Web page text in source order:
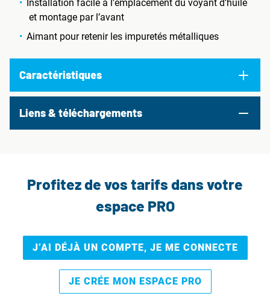
Installation facile à l’emplacement du voyant d’huile
et montage par l’avant
Aimant pour retenir les impuretés métalliques
Caractéristiques
Liens & téléchargements
Profitez de vos tarifs dans votre
espace PRO
J’AI DÉJÀ UN COMPTE, JE ME CONNECTE
JE CRÉE MON ESPACE PRO